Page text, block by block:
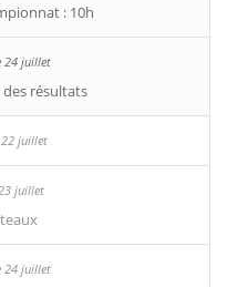
: 10h
résultats